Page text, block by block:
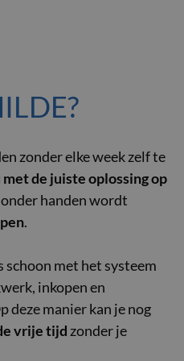
zonder elke week zelf te
de juiste oplossing op
handen wordt
.
schoon met het systeem
inkopen en
deze manier kan je nog
vrije tijd zonder je